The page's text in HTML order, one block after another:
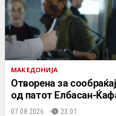
МАКЕДОНИЈА
Отворена за
од патот Елбасан-
07.08.2026. 23:01